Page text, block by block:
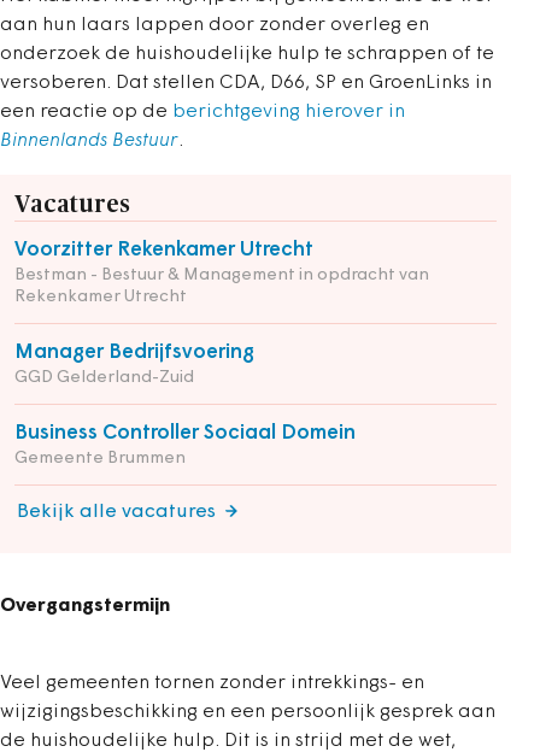
aan hun laars lappen door zonder overleg en
onderzoek de huishoudelijke hulp te schrappen of te
versoberen. Dat stellen CDA, D66, SP en GroenLinks in
een reactie op de berichtgeving hierover in
Binnenlands Bestuur.
Vacatures
Voorzitter Rekenkamer Utrecht
Bestman - Bestuur & Management in opdracht van
Rekenkamer Utrecht
Manager Bedrijfsvoering
GGD Gelderland-Zuid
Business Controller Sociaal Domein
Gemeente Brummen
Bekijk alle vacatures
Overgangstermijn
Veel gemeenten tornen zonder intrekkings- en
wijzigingsbeschikking en een persoonlijk gesprek aan
de huishoudelijke hulp. Dit is in strijd met de wet,